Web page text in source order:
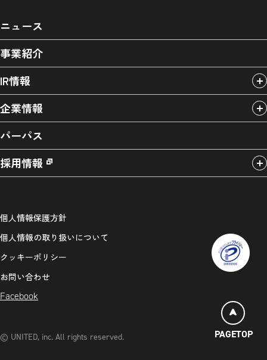
PAGETOP
ニュース
事業紹介
IR情報
企業情報
パーパス
採用情報
個人情報保護方針
個人情報の取り扱いについて
クッキーポリシー
お問い合わせ
Facebook
© UNITED, inc. All rights reserved.